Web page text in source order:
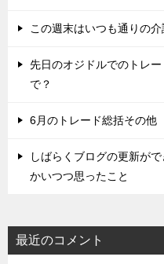
この週末はいつも通りの
先日のオジドルでのトレ
で？
6月のトレード総括その他
しばらくブログの更新が
かいつつ思ったこと
最近のコメント